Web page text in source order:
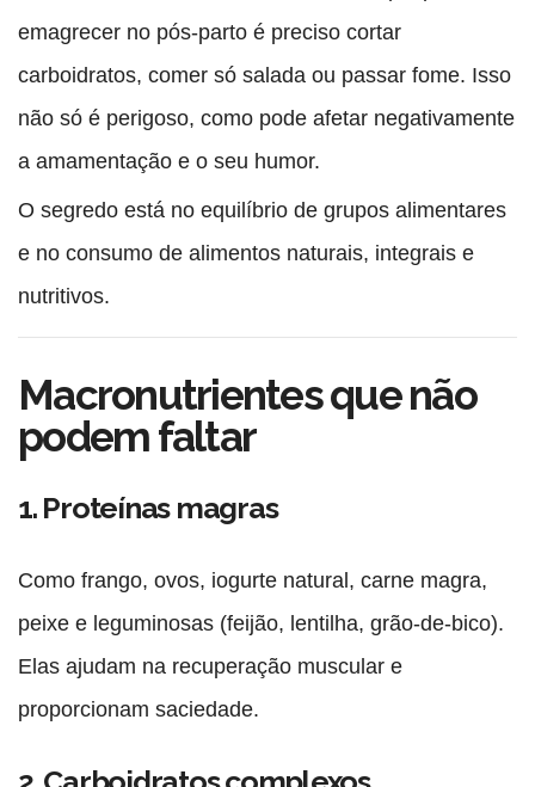
emagrecer no pós-parto é preciso cortar
carboidratos, comer só salada ou passar fome. Isso
não só é perigoso, como pode afetar negativamente
a amamentação e o seu humor.
O segredo está no equilíbrio de grupos alimentares
e no consumo de alimentos naturais, integrais e
nutritivos.
Macronutrientes que não
podem faltar
1. Proteínas magras
Como frango, ovos, iogurte natural, carne magra,
peixe e leguminosas (feijão, lentilha, grão-de-bico).
Elas ajudam na recuperação muscular e
proporcionam saciedade.